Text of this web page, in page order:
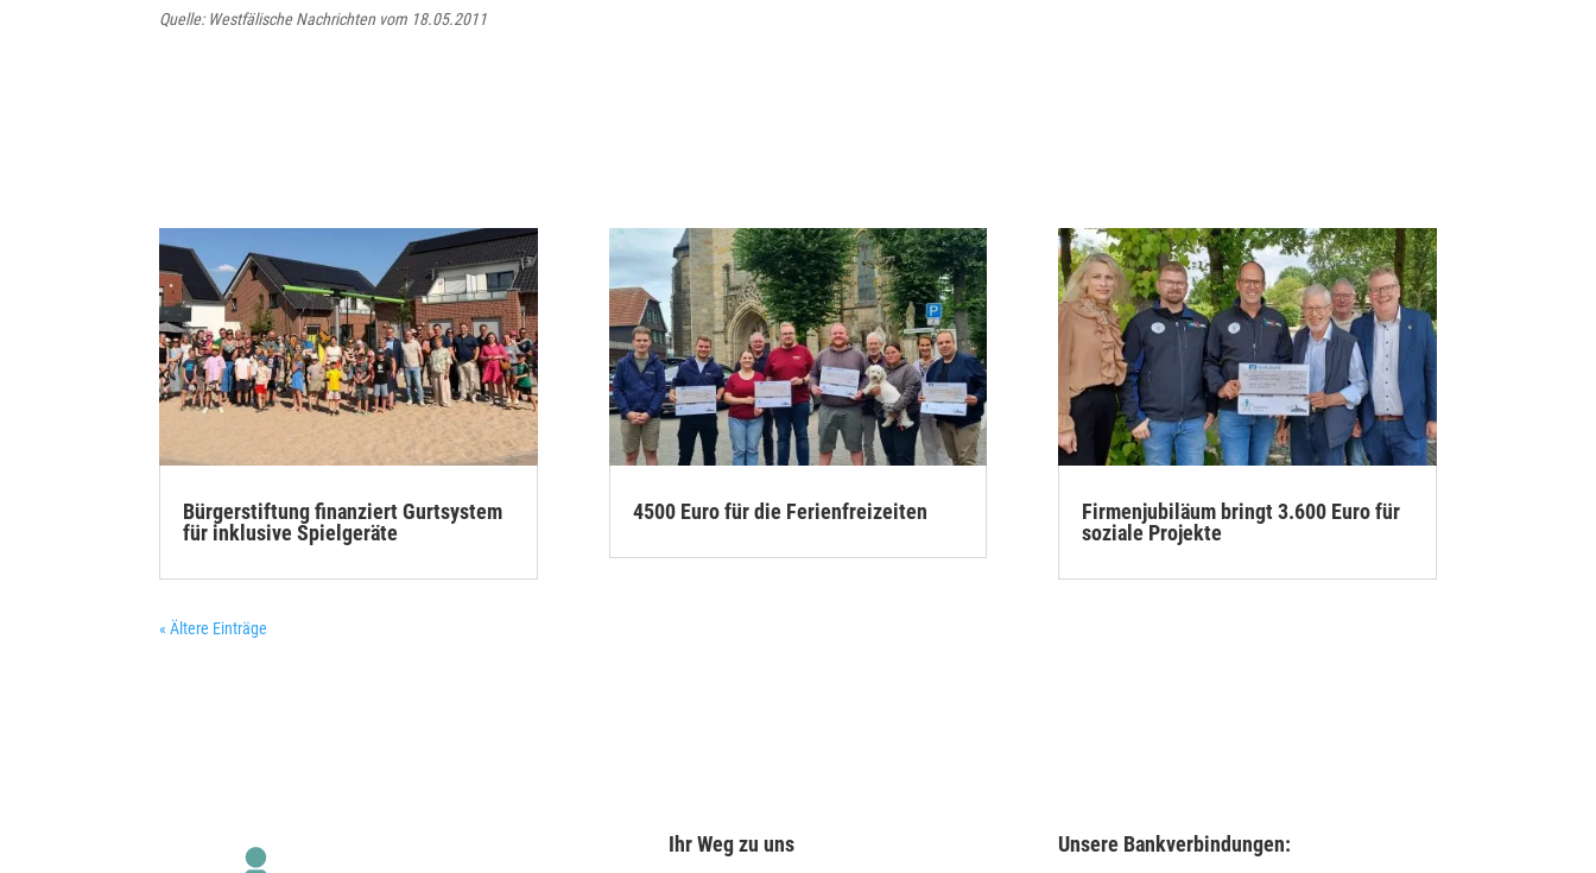
Quelle: Westfälische Nachrichten vom 18.05.2011
Bürgerstiftung finanziert Gurtsystem
für inklusive Spielgeräte
4500 Euro für die Ferienfreizeiten
Firmenjubiläum bringt 3.600 Euro für
soziale Projekte
« Ältere Einträge
Ihr Weg zu uns Unsere Bankverbindungen: